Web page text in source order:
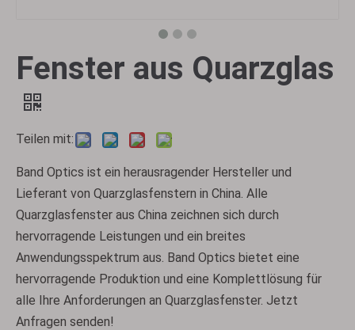
Fenster aus Quarzglas
Teilen mit:
Band Optics ist ein herausragender Hersteller und
Lieferant von Quarzglasfenstern in China. Alle
Quarzglasfenster aus China zeichnen sich durch
hervorragende Leistungen und ein breites
Anwendungsspektrum aus. Band Optics bietet eine
hervorragende Produktion und eine Komplettlösung für
alle Ihre Anforderungen an Quarzglasfenster. Jetzt
Anfragen senden!